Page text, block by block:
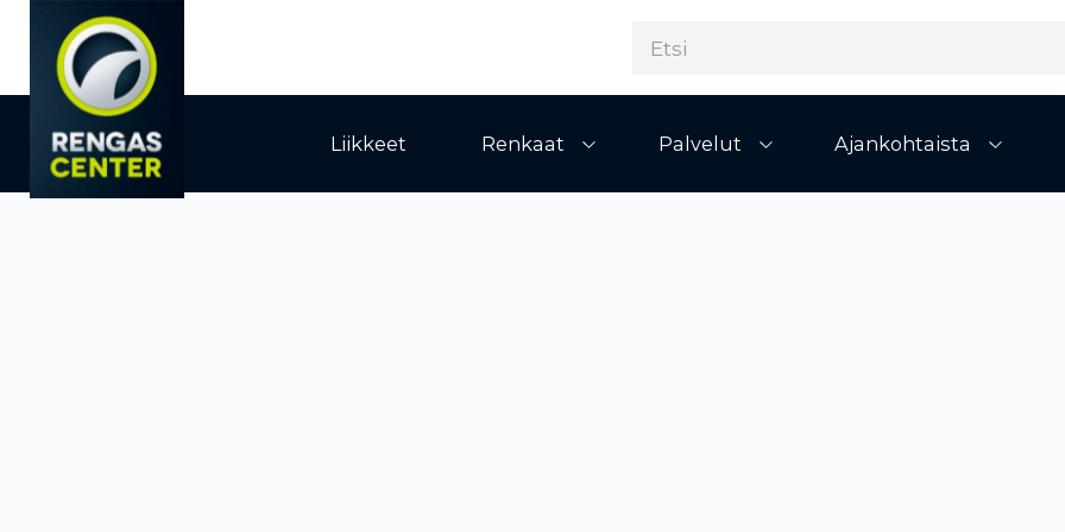
Liikkeet Renkaat
Avaa alivalikko
Palvelut
Avaa alivalikko
Ajankohtaista